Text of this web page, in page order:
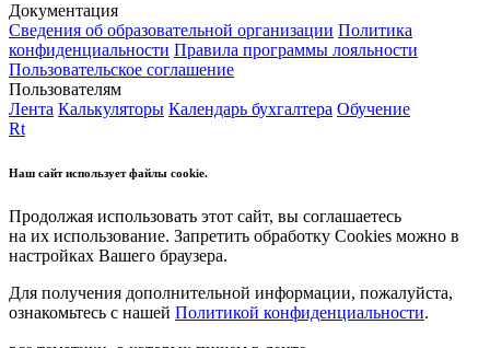
Документация
Сведения об образовательной организации Политика
конфиденциальности Правила программы лояльности
Пользовательское соглашение
Пользователям
Лента Калькуляторы Календарь бухгалтера Обучение
Rt
Наш сайт использует файлы cookie.
Продолжая использовать этот сайт, вы соглашаетесь
на их использование. Запретить обработку Cookies можно в
настройках Вашего браузера.
Для получения дополнительной информации, пожалуйста,
ознакомьтесь с нашей Политикой конфиденциальности.